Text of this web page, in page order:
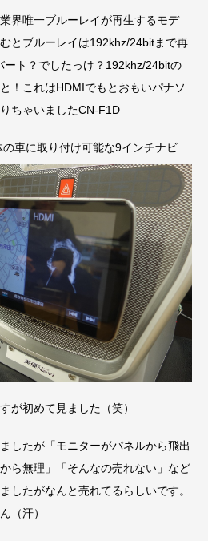
界唯一ブルーレイが再生するモデ
とブルーレイは192khz/24bitまで再
ート？でしたっけ？192khz/24bitの
！これはHDMIでもとおもいパナソ
ちゃいましたCN-F1D
車に取り付け可能な9インチナビ
が初めて見ました（笑）
したが「モニターがパネルから飛出
ら無理」「そんなの売れない」など
したがなんと売れてるらしいです。
（汗）